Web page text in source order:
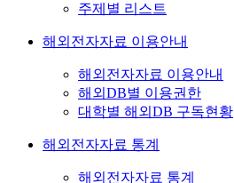
주제별 리스트
해외전자자료 이용안내
해외전자자료 이용안내
해외DB별 이용권한
대학별 해외DB 구독현황
해외전자자료 통계
해외전자자료 통계